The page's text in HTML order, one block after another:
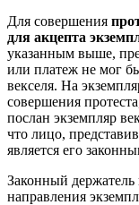
Для совершения
для акцепта
указанным выше,
или платеж не мог
векселя. На
совершения
послан экземпляр
что лицо,
является его
Законный держатель
направления